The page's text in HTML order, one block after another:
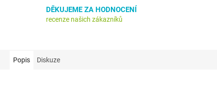
DĚKUJEME ZA HODNOCENÍ
recenze našich zákazníků
Popis Diskuze